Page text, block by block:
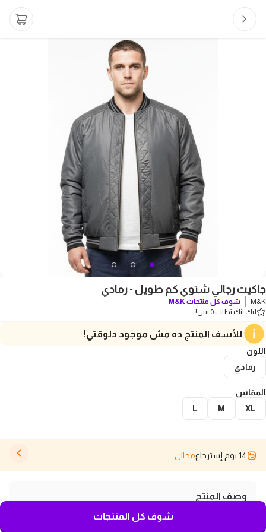
جاكيت رجالي شتوي كم طويل - رمادي
M&K شوف كل منتجاتM&K
ليك انك تطلب 0 بس!
للأسف المنتج ده مش موجود دلوقتي!
اللون
رمادي
المقاس
XL
M
L
14 يوم إسترجاع مجاني
وصف المنتج
شوف كل المنتجات